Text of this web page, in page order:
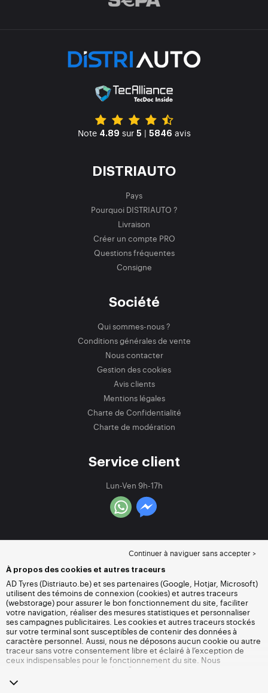
Note 4.89 sur 5 | 5846 avis
DISTRIAUTO
Pays
Pourquoi DISTRIAUTO ?
Livraison
Créer un compte PRO
Questions fréquentes
Consigne
Société
Qui sommes-nous ?
Conditions générales de vente
Nous contacter
Gestion des cookies
Avis clients
Mentions légales
Charte de Confidentialité
Charte de modération
Service client
Lun-Ven 9h-17h
Continuer à naviguer sans accepter >
À propos des cookies et autres traceurs
AD Tyres (Distriauto.be) et ses partenaires (Google, Hotjar, Microsoft)
utilisent des témoins de connexion (cookies) et autres traceurs
(webstorage) pour assurer le bon fonctionnement du site, faciliter
votre navigation, réaliser des mesures statistiques et personnaliser
ses campagnes publicitaires. Les cookies et autres traceurs stockés
sur votre terminal sont susceptibles de contenir des données à
caractère personnel. Aussi, nous ne déposons aucun cookie ou autre
traceur sans votre consentement libre et éclairé à l’exception de
ceux indispensables pour le fonctionnement du site. Nous
conservons votre choix pendant 6 mois. Vous pouvez retirer votre
consentement à tout moment en vous rendant sur la
autres traceurs